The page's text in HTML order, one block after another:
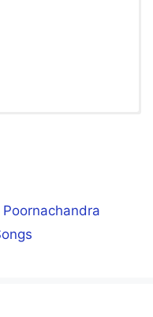
Poornachandra